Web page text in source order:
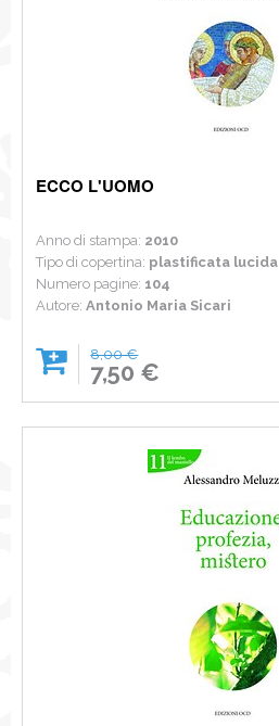
ECCO L'UOMO
Anno di stampa: 2010
Tipo di copertina: plastificata lucida
Numero pagine: 104
Autore: Antonio Maria Sicari
8,00 €
7,50 €